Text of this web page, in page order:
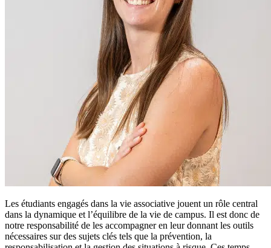
Les étudiants engagés dans la vie associative jouent un rôle central
dans la dynamique et l’équilibre de la vie de campus. Il est donc de
notre responsabilité de les accompagner en leur donnant les outils
nécessaires sur des sujets clés tels que la prévention, la